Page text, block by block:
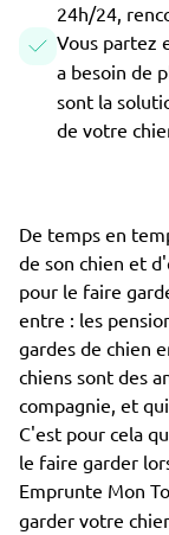
24h/24,
Vous partez
a besoin de
sont la
de votre
De temps en
de son chien et
pour le faire
entre : les
gardes de chien
chiens sont des
compagnie, et
C'est pour cela
le faire garder
Emprunte Mon
garder votre